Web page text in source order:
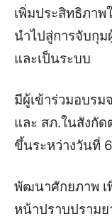
เพิ่มประสิทธิภาพ
นำไปสู่การจับกุม
และเป็นระบบ
มีผู้เข้าร่วมอบรม
และ สภ.ในสังกัด
ขึ้นระหว่างวันที่
พัฒนาศักยภาพ เ
หน้าปราบปราม